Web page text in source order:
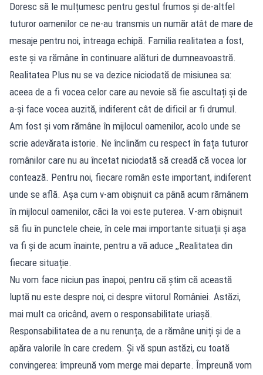
Doresc să le mulțumesc pentru gestul frumos și de-altfel
tuturor oamenilor ce ne-au transmis un număr atât de mare de
mesaje pentru noi, întreaga echipă. Familia realitatea a fost,
este și va rămâne în continuare alături de dumneavoastră.
Realitatea Plus nu se va dezice niciodată de misiunea sa:
aceea de a fi vocea celor care au nevoie să fie ascultați și de
a-și face vocea auzită, indiferent cât de dificil ar fi drumul.
Am fost și vom rămâne în mijlocul oamenilor, acolo unde se
scrie adevărata istorie. Ne înclinăm cu respect în fața tuturor
românilor care nu au încetat niciodată să creadă că vocea lor
contează. Pentru noi, fiecare român este important, indiferent
unde se află. Așa cum v-am obișnuit ca până acum rămânem
în mijlocul oamenilor, căci la voi este puterea. V-am obișnuit
să fiu în punctele cheie, în cele mai importante situații și așa
va fi și de acum înainte, pentru a vă aduce ,,Realitatea din
fiecare situație.
Nu vom face niciun pas înapoi, pentru că știm că această
luptă nu este despre noi, ci despre viitorul României. Astăzi,
mai mult ca oricând, avem o responsabilitate uriașă.
Responsabilitatea de a nu renunța, de a rămâne uniți și de a
apăra valorile în care credem. Și vă spun astăzi, cu toată
convingerea: împreună vom merge mai departe. Împreună vom